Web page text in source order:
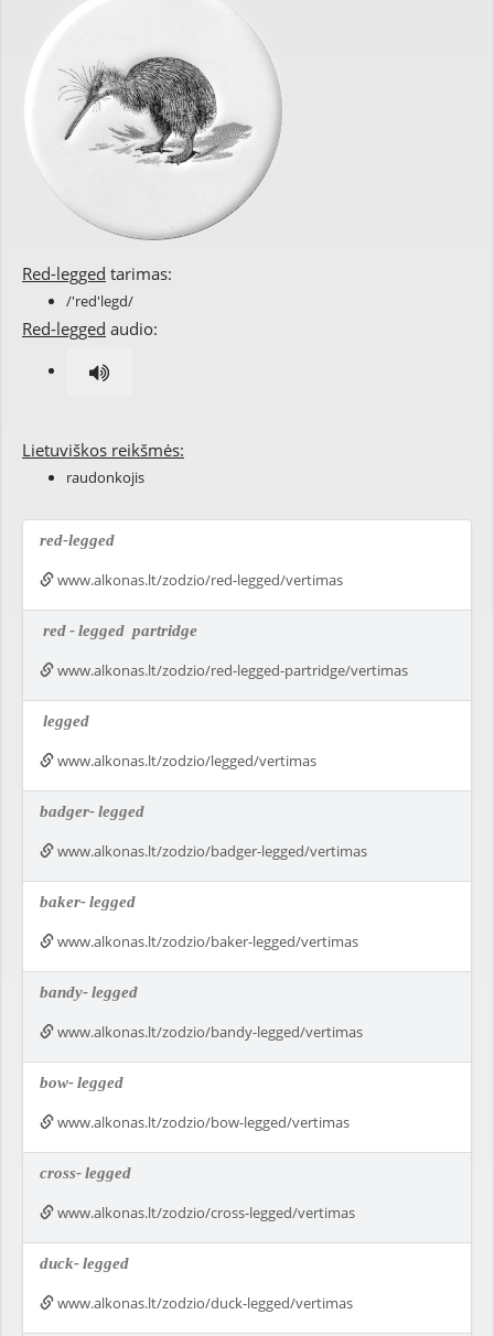
Red-legged tarimas:
/'red'legd/
Red-legged audio:
Lietuviškos reikšmės:
raudonkojis
red-legged
www.alkonas.lt/zodzio/red-legged/vertimas
red-legged partridge
www.alkonas.lt/zodzio/red-legged-partridge/vertimas
legged
www.alkonas.lt/zodzio/legged/vertimas
badger-legged
www.alkonas.lt/zodzio/badger-legged/vertimas
baker-legged
www.alkonas.lt/zodzio/baker-legged/vertimas
bandy-legged
www.alkonas.lt/zodzio/bandy-legged/vertimas
bow-legged
www.alkonas.lt/zodzio/bow-legged/vertimas
cross-legged
www.alkonas.lt/zodzio/cross-legged/vertimas
duck-legged
www.alkonas.lt/zodzio/duck-legged/vertimas